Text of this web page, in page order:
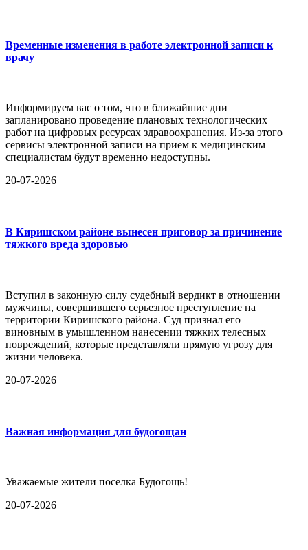
Временные изменения в работе электронной записи к
врачу
Информируем вас о том, что в ближайшие дни
запланировано проведение плановых технологических
работ на цифровых ресурсах здравоохранения. Из-за этого
сервисы электронной записи на прием к медицинским
специалистам будут временно недоступны.
20-07-2026
В Киришском районе вынесен приговор за причинение
тяжкого вреда здоровью
Вступил в законную силу судебный вердикт в отношении
мужчины, совершившего серьезное преступление на
территории Киришского района. Суд признал его
виновным в умышленном нанесении тяжких телесных
повреждений, которые представляли прямую угрозу для
жизни человека.
20-07-2026
Важная информация для будогощан
Уважаемые жители поселка Будогощь!
20-07-2026